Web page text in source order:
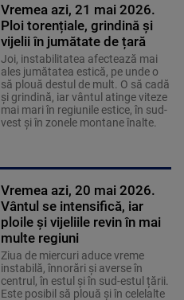
Vremea azi, 21 mai 2026.
Ploi torențiale, grindină și
vijelii în jumătate de țară
Joi, instabilitatea afectează mai
ales jumătatea estică, pe unde o
să plouă destul de mult. O să cadă
și grindină, iar vântul atinge viteze
mai mari în regiunile estice, în sud-
vest și în zonele montane înalte.
Vremea azi, 20 mai 2026.
Vântul se intensifică, iar
ploile și vijeliile revin în mai
multe regiuni
Ziua de miercuri aduce vreme
instabilă, înnorări și averse în
centrul, în estul și în sud-estul țării.
Este posibil să plouă și în celelalte